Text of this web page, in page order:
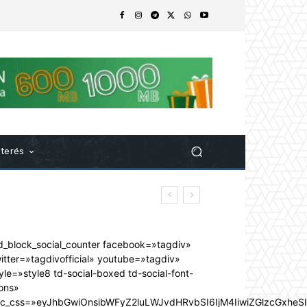
facebook=»tagdiv»
youtube=»tagdiv»
td-social-boxed td-social-font-